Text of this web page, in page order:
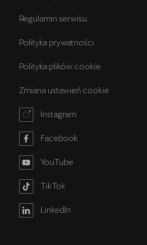
Regulamin serwisu
Polityka prywatności
Polityka plików cookie
Zmiana ustawień cookie
Instagram
Facebook
YouTube
TikTok
LinkedIn